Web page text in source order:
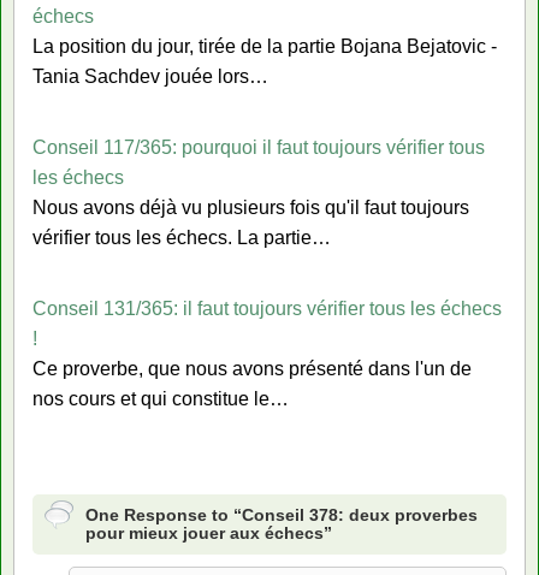
échecs
La position du jour, tirée de la partie Bojana Bejatovic -
Tania Sachdev jouée lors…
Conseil 117/365: pourquoi il faut toujours vérifier tous
les échecs
Nous avons déjà vu plusieurs fois qu'il faut toujours
vérifier tous les échecs. La partie…
Conseil 131/365: il faut toujours vérifier tous les échecs
!
Ce proverbe, que nous avons présenté dans l'un de
nos cours et qui constitue le…
One Response to “Conseil 378: deux proverbes
pour mieux jouer aux échecs”